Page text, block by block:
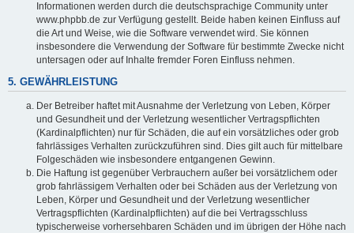
Informationen werden durch die deutschsprachige Community unter
www.phpbb.de zur Verfügung gestellt. Beide haben keinen Einfluss auf
die Art und Weise, wie die Software verwendet wird. Sie können
insbesondere die Verwendung der Software für bestimmte Zwecke nicht
untersagen oder auf Inhalte fremder Foren Einfluss nehmen.
5. GEWÄHRLEISTUNG
Der Betreiber haftet mit Ausnahme der Verletzung von Leben, Körper
und Gesundheit und der Verletzung wesentlicher Vertragspflichten
(Kardinalpflichten) nur für Schäden, die auf ein vorsätzliches oder grob
fahrlässiges Verhalten zurückzuführen sind. Dies gilt auch für mittelbare
Folgeschäden wie insbesondere entgangenen Gewinn.
Die Haftung ist gegenüber Verbrauchern außer bei vorsätzlichem oder
grob fahrlässigem Verhalten oder bei Schäden aus der Verletzung von
Leben, Körper und Gesundheit und der Verletzung wesentlicher
Vertragspflichten (Kardinalpflichten) auf die bei Vertragsschluss
typischerweise vorhersehbaren Schäden und im übrigen der Höhe nach